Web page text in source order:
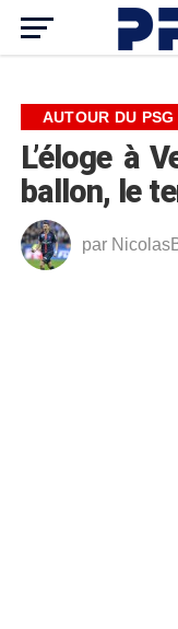
AUTOUR DU PSG
L’éloge à
ballon, le
par